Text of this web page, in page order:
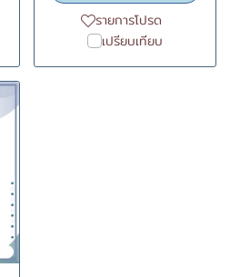
รายการโปรด
เปรียบเทียบ